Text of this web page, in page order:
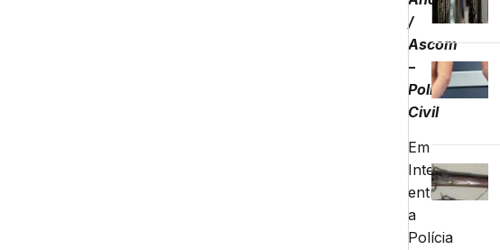
/
Ascom
–
Policia
Civil
Em
Integração
entre
a
Polícia